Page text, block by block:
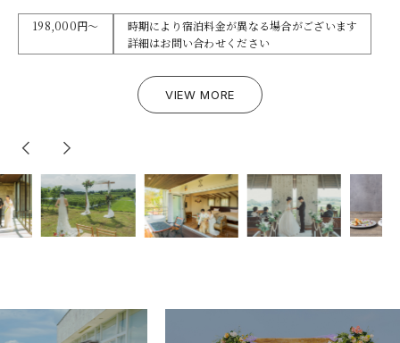
VIEW MORE
99,000円～ （土・日・祝日はプラス55,000円）
VIEW MORE
121,000円～ （土・日・祝日はプラス55,000円）
VIEW MORE
撮影後は伊豆の食材を取り入れたコース仕立てのBBQやワイン
飲み放題付きのグランピング施設を楽しむロングdayプランで
す
おふたりで ご家族と 愛犬と
ウェディング撮影の余韻に浸りながらグランピング施設をお楽
198,000円～
時期により宿泊料金が異なる場合がございます
詳細はお問い合わせください
VIEW MORE
VIEW MORE
一皿一皿にペアリングしたワインを1杯ずつ
また、ビールなどのアルコールとソフトドリンクもフリーフローに
てご提供
VIEW MORE
VIEW MORE
99,000円～ （土・日・祝日はプラス55,000円）
VIEW MORE